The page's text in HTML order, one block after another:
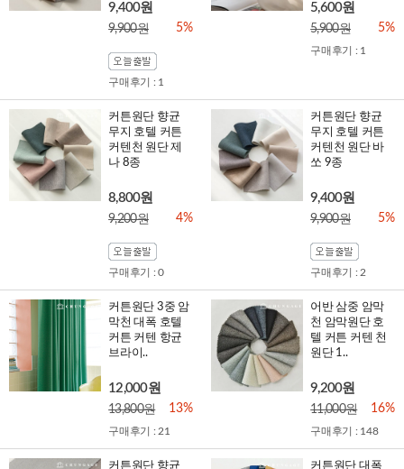
9,400원
9,900원 5%
구매후기 : 1
5,600원
5,900원 5%
구매후기 : 1
커튼원단 향균
무지 호텔 커튼
커텐천 원단 제
나 8종
8,800원
9,200원 4%
구매후기 : 0
커튼원단 향균
무지 호텔 커튼
커텐천 원단 바
쏘 9종
9,400원
9,900원 5%
구매후기 : 2
커튼원단 3중 암
막천 대폭 호텔
커튼 커텐 항균
브라이..
12,000원
13,800원 13%
구매후기 : 21
어반 삼중 암막
천 암막원단 호
텔 커튼 커텐 천
원단 1..
9,200원
11,000원 16%
구매후기 : 148
커튼원단 향균
커튼원단 대폭